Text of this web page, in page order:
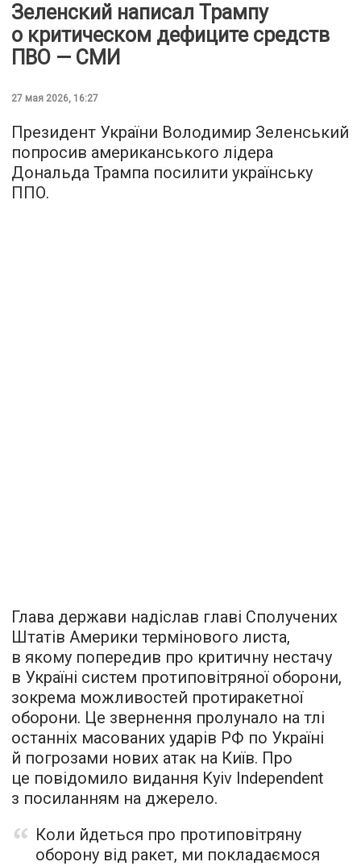
Зеленский написал Трампу
о критическом дефиците средств
ПВО — СМИ
27 мая 2026, 16:27
Президент України Володимир Зеленський
попросив американського лідера
Дональда Трампа посилити українську
ППО.
Глава держави надіслав главі Сполучених
Штатів Америки термінового листа,
в якому попередив про критичну нестачу
в Україні систем протиповітряної оборони,
зокрема можливостей протиракетної
оборони. Це звернення пролунало на тлі
останніх масованих ударів РФ по Україні
й погрозами нових атак на Київ. Про
це повідомило видання Kyiv Independent
з посиланням на джерело.
Коли йдеться про протиповітряну
оборону від ракет, ми покладаємося